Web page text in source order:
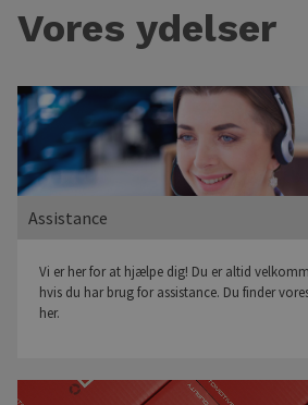
Vores ydelser
Assistance
Vi er her for at hjælpe dig! Du er altid
hvis du har brug for assistance. Du finder
her.